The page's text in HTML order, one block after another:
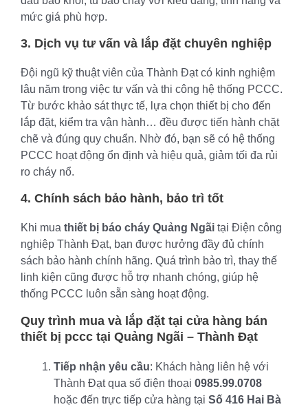
mức giá phù hợp.
3. Dịch vụ tư vấn và lắp đặt chuyên nghiệp
Đội ngũ kỹ thuật viên của Thành Đạt có kinh nghiệm
lâu năm trong việc tư vấn và thi công hệ thống PCCC.
Từ bước khảo sát thực tế, lựa chọn thiết bị cho đến
lắp đặt, kiểm tra vận hành… đều được tiến hành chặt
chẽ và đúng quy chuẩn. Nhờ đó, bạn sẽ có hệ thống
PCCC hoạt động ổn định và hiệu quả, giảm tối đa rủi
ro cháy nổ.
4. Chính sách bảo hành, bảo trì tốt
Khi mua thiết bị báo cháy Quảng Ngãi tại Điện công
nghiệp Thành Đạt, bạn được hưởng đầy đủ chính
sách bảo hành chính hãng. Quá trình bảo trì, thay thế
linh kiện cũng được hỗ trợ nhanh chóng, giúp hệ
thống PCCC luôn sẵn sàng hoạt động.
Quy trình mua và lắp đặt tại cửa hàng bán
thiết bị pccc tại Quảng Ngãi – Thành Đạt
Tiếp nhận yêu cầu: Khách hàng liên hệ với
Thành Đạt qua số điện thoại 0985.99.0708
hoặc đến trực tiếp cửa hàng tại Số 416 Hai Bà